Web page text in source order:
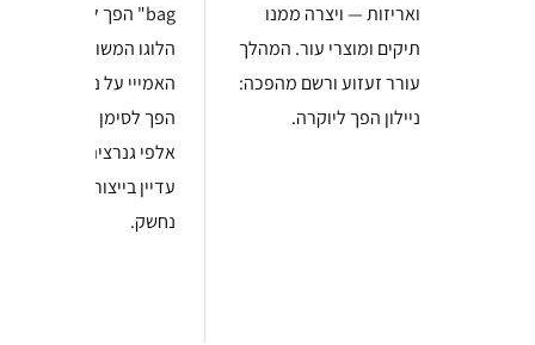
ואריזות — ויצרה ממנו
תיקים ומוצרי עור. המהלך
עורר זעזוע ורשם מהפכה:
ניילון הפך ליוקרה.
bag" הפך לביטוי.
הלוגו המשולשי
האמייי על ניילון שחור
הפך לסימן הכר של
אלפי גנרציה שלמה.
עדיין בייצור, עדיין
נחשק.